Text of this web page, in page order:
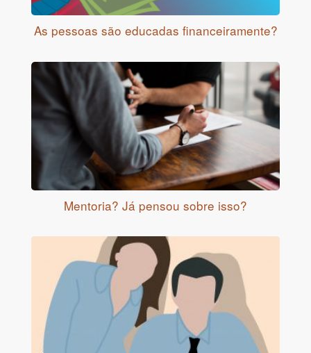
As pessoas são educadas financeiramente?
Mentoria? Já pensou sobre isso?